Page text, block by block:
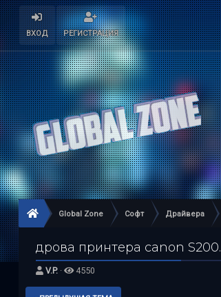
ВХОД РЕГИСТРАЦИЯ
Global Zone Софт Драйвера
дрова принтера canon S200.
V.P.· 4550